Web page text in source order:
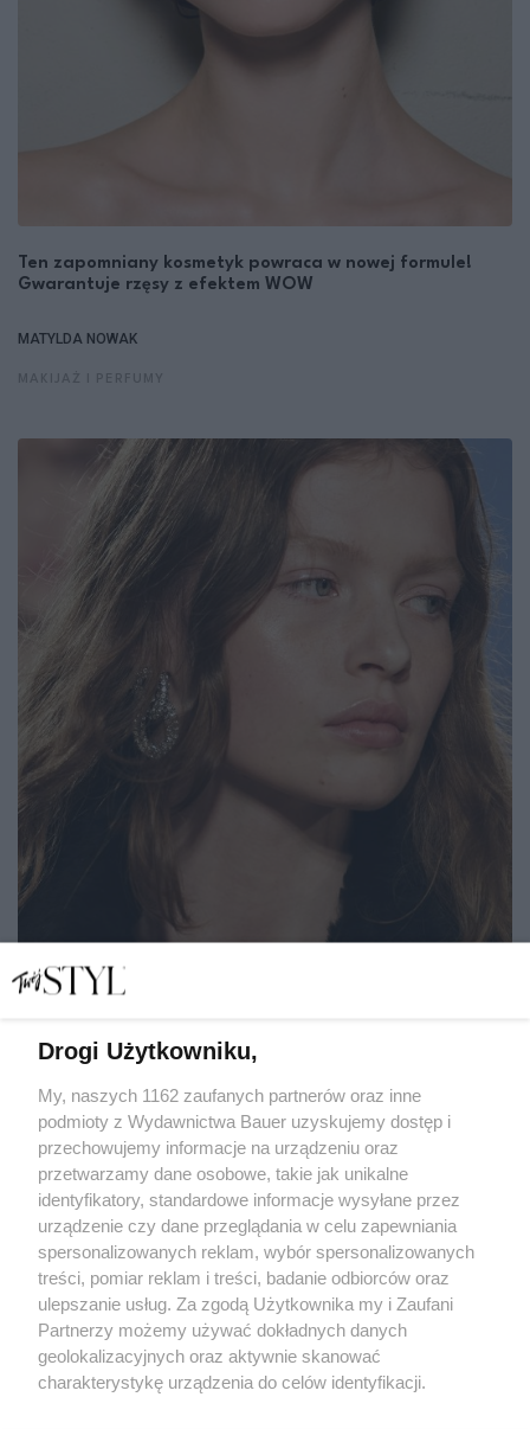
Ten zapomniany kosmetyk powraca w nowej formule!
Gwarantuje rzęsy z efektem WOW
MATYLDA NOWAK
wybrać?
MARTA WAGLEWSKA
PIELĘGNACJA
Drogi Użytkowniku,
My, naszych 1162 zaufanych partnerów oraz inne
podmioty z Wydawnictwa Bauer uzyskujemy dostęp i
przechowujemy informacje na urządzeniu oraz
przetwarzamy dane osobowe, takie jak unikalne
identyfikatory, standardowe informacje wysyłane przez
urządzenie czy dane przeglądania w celu zapewniania
spersonalizowanych reklam, wybór spersonalizowanych
treści, pomiar reklam i treści, badanie odbiorców oraz
ulepszanie usług. Za zgodą Użytkownika my i Zaufani
Partnerzy możemy używać dokładnych danych
geolokalizacyjnych oraz aktywnie skanować
charakterystykę urządzenia do celów identyfikacji.